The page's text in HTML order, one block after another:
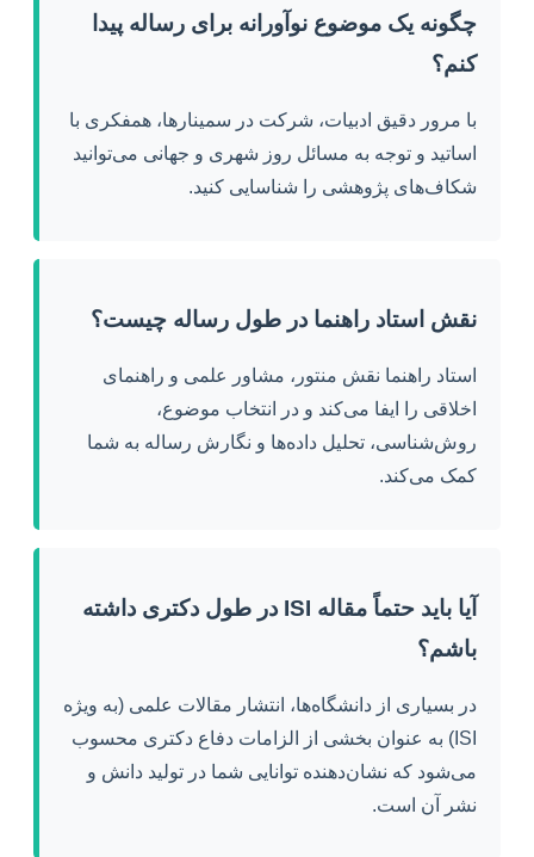
چگونه یک موضوع نوآورانه برای رساله پیدا
کنم؟
با مرور دقیق ادبیات، شرکت در سمینارها، همفکری با
اساتید و توجه به مسائل روز شهری و جهانی می‌توانید
شکاف‌های پژوهشی را شناسایی کنید.
نقش استاد راهنما در طول رساله چیست؟
استاد راهنما نقش منتور، مشاور علمی و راهنمای
اخلاقی را ایفا می‌کند و در انتخاب موضوع،
روش‌شناسی، تحلیل داده‌ها و نگارش رساله به شما
کمک می‌کند.
آیا باید حتماً مقاله ISI در طول دکتری داشته
باشم؟
در بسیاری از دانشگاه‌ها، انتشار مقالات علمی (به ویژه
ISI) به عنوان بخشی از الزامات دفاع دکتری محسوب
می‌شود که نشان‌دهنده توانایی شما در تولید دانش و
نشر آن است.